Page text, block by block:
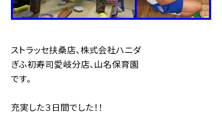
ストラッセ扶桑店、株式会社ハニダ
ぎふ初寿司愛岐分店、山名保育園
です。
充実した３日間でした！！